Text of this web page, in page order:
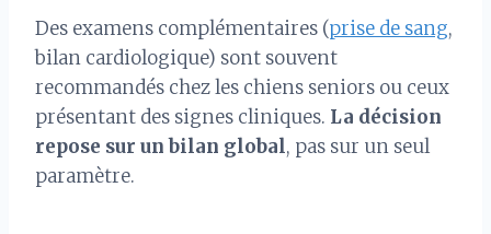
Des examens complémentaires (prise de sang,
bilan cardiologique) sont souvent
recommandés chez les chiens seniors ou ceux
présentant des signes cliniques. La décision
repose sur un bilan global, pas sur un seul
paramètre.